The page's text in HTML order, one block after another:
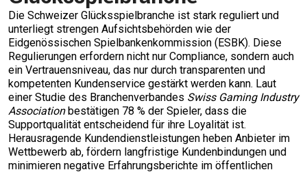
Die Schweizer Glücksspielbranche ist stark reguliert und
unterliegt strengen Aufsichtsbehörden wie der
Eidgenössischen Spielbankenkommission (ESBK). Diese
Regulierungen erfordern nicht nur Compliance, sondern auch
ein Vertrauensniveau, das nur durch transparenten und
kompetenten Kundenservice gestärkt werden kann. Laut
einer Studie des Branchenverbandes Swiss Gaming Industry
Associationbestätigen 78 % der Spieler, dass die
Supportqualität entscheidend für ihre Loyalität ist.
Herausragende Kundendienstleistungen heben Anbieter im
Wettbewerb ab, fördern langfristige Kundenbindungen und
minimieren negative Erfahrungsberichte im öffentlichen